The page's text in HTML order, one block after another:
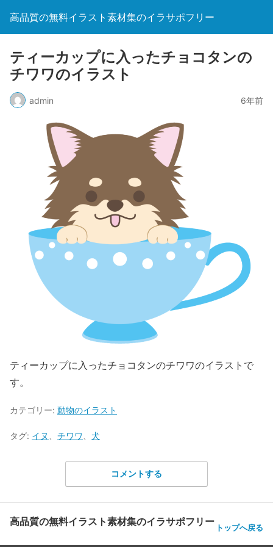
高品質の無料イラスト素材集のイラサポフリー
ティーカップに入ったチョコタンの
チワワのイラスト
admin 6年前
ティーカップに入ったチョコタンのチワワのイラストで
す。
カテゴリー: 動物のイラスト
タグ: イヌ チワワ 犬
コメントする
高品質の無料イラスト素材集のイラサポフリー トップへ戻る